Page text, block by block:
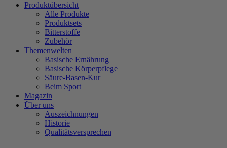
Produktübersicht
Alle Produkte
Produktsets
Bitterstoffe
Zubehör
Themenwelten
Basische Ernährung
Basische Körperpflege
Säure-Basen-Kur
Beim Sport
Magazin
Über uns
Auszeichnungen
Historie
Qualitätsversprechen